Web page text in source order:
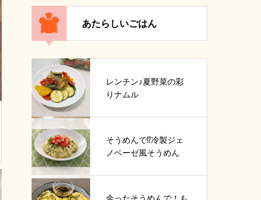
あたらしいごはん
レンチン♪夏野菜の彩
りナムル
そうめんで⁉冷製ジェ
ノベーゼ風そうめん
余ったそうめんで！も